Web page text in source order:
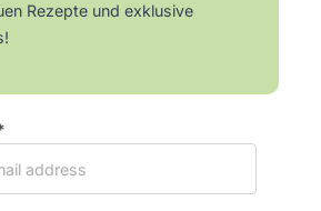
Rezepte und exklusive